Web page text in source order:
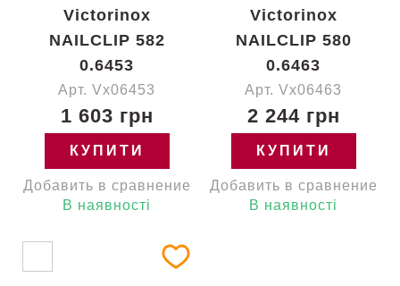
Victorinox
NAILCLIP 582
0.6453
Арт. Vx06453
1 603 грн
КУПИТИ
Добавить в сравнение
В наявності
Victorinox
NAILCLIP 580
0.6463
Арт. Vx06463
2 244 грн
КУПИТИ
Добавить в сравнение
В наявності